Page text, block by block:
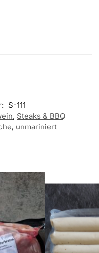
S-111
, Steaks & BBQ
, unmariniert